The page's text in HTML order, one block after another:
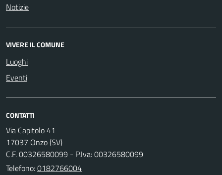
Notizie
VIVERE IL COMUNE
Luoghi
Eventi
CONTATTI
Via Capitolo 41
17037 Onzo (SV)
C.F. 00326580099 - P.Iva: 00326580099
Telefono:0182766004